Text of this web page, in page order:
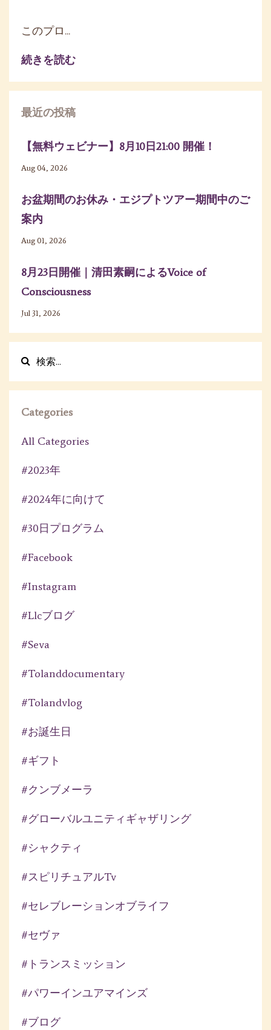
このプロ...
続きを読む
最近の投稿
【無料ウェビナー】8月10日21:00 開催！
Aug 04, 2026
お盆期間のお休み・エジプトツアー期間中のご
案内
Aug 01, 2026
8月23日開催｜清田素嗣によるVoice of
Consciousness
Jul 31, 2026
Categories
All Categories
#2023年
#2024年に向けて
#30日プログラム
#facebook
#instagram
#llcブログ
#seva
#tolanddocumentary
#tolandvlog
#お誕生日
#ギフト
#クンブメーラ
#グローバルユニティギャザリング
#シャクティ
#スピリチュアルtv
#セレブレーションオブライフ
#セヴァ
#トランスミッション
#パワーインユアマインズ
#ブログ